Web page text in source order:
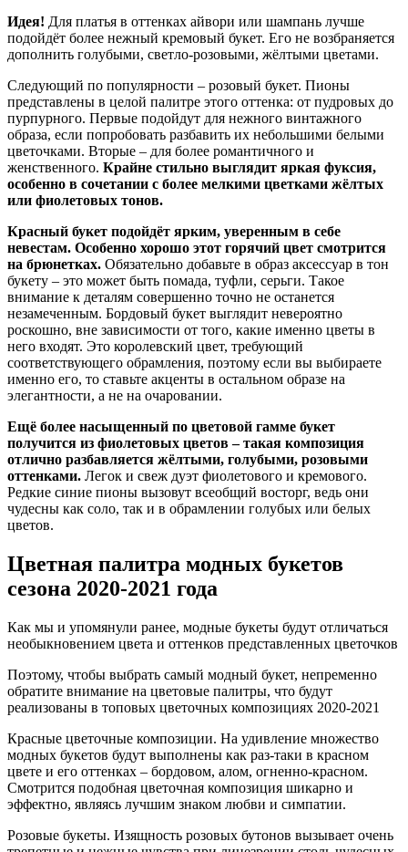
Идея! Для платья в оттенках айвори или шампань лучше
подойдёт более нежный кремовый букет. Его не возбраняется
дополнить голубыми, светло-розовыми, жёлтыми цветами.
Следующий по популярности – розовый букет. Пионы
представлены в целой палитре этого оттенка: от пудровых до
пурпурного. Первые подойдут для нежного винтажного
образа, если попробовать разбавить их небольшими белыми
цветочками. Вторые – для более романтичного и
женственного. Крайне стильно выглядит яркая фуксия,
особенно в сочетании с более мелкими цветками жёлтых
или фиолетовых тонов.
Красный букет подойдёт ярким, уверенным в себе
невестам. Особенно хорошо этот горячий цвет смотрится
на брюнетках. Обязательно добавьте в образ аксессуар в тон
букету – это может быть помада, туфли, серьги. Такое
внимание к деталям совершенно точно не останется
незамеченным. Бордовый букет выглядит невероятно
роскошно, вне зависимости от того, какие именно цветы в
него входят. Это королевский цвет, требующий
соответствующего обрамления, поэтому если вы выбираете
именно его, то ставьте акценты в остальном образе на
элегантности, а не на очаровании.
Ещё более насыщенный по цветовой гамме букет
получится из фиолетовых цветов – такая композиция
отлично разбавляется жёлтыми, голубыми, розовыми
оттенками. Легок и свеж дуэт фиолетового и кремового.
Редкие синие пионы вызовут всеобщий восторг, ведь они
чудесны как соло, так и в обрамлении голубых или белых
цветов.
Цветная палитра модных букетов
сезона 2020-2021 года
Как мы и упомянули ранее, модные букеты будут отличаться
необыкновением цвета и оттенков представленных цветочков
Поэтому, чтобы выбрать самый модный букет, непременно
обратите внимание на цветовые палитры, что будут
реализованы в топовых цветочных композициях 2020-2021
Красные цветочные композиции. На удивление множество
модных букетов будут выполнены как раз-таки в красном
цвете и его оттенках – бордовом, алом, огненно-красном.
Смотрится подобная цветочная композиция шикарно и
эффектно, являясь лучшим знаком любви и симпатии.
Розовые букеты. Изящность розовых бутонов вызывает очень